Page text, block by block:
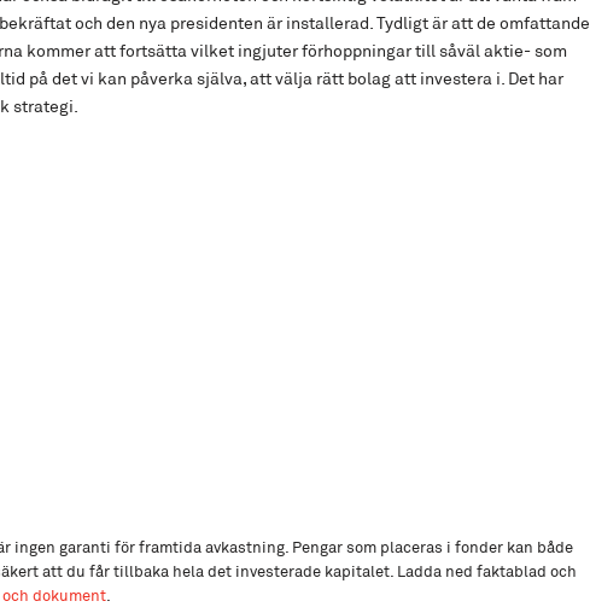
och den nya presidenten är installerad. Tydligt är att de omfattande
kommer att fortsätta vilket ingjuter förhoppningar till såväl aktie- som
på det vi kan påverka själva, att välja rätt bolag att investera i. Det har
strategi.
ingen garanti för framtida avkastning. Pengar som placeras i fonder kan både
att du får tillbaka hela det investerade kapitalet. Ladda ned faktablad och
dokument.